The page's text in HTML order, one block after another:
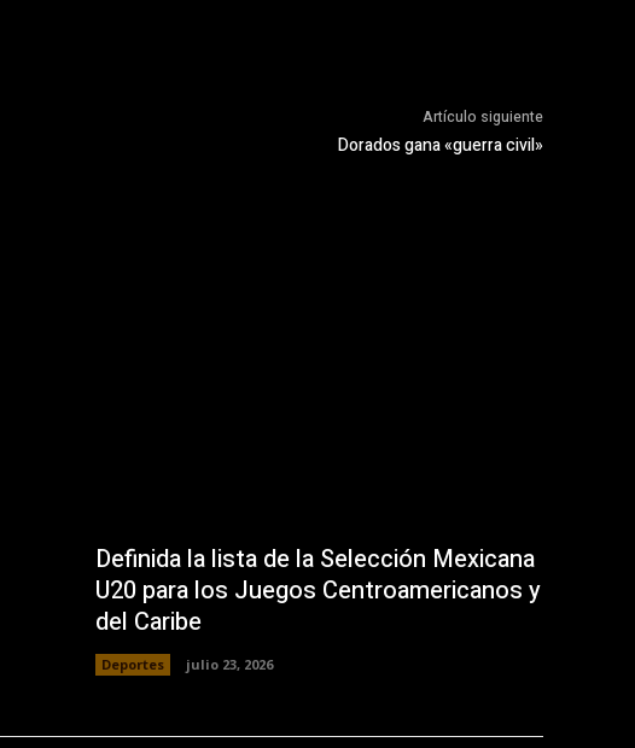
Artículo siguiente
Dorados gana «guerra civil»
Definida la lista de la Selección Mexicana
U20 para los Juegos Centroamericanos y
del Caribe
Deportes julio 23, 2026